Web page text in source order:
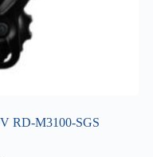
RD-M3100-SGS